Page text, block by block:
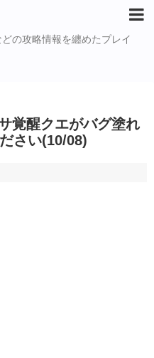
の攻略情報を纏めたプレイ
覚醒クエがバグ塗れ
さい(10/08)